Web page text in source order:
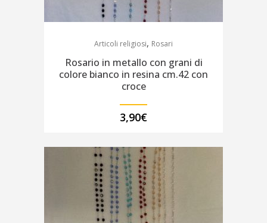
Articoli religiosi, Rosari
Rosario in metallo con grani di
colore bianco in resina cm.42 con
croce
3,90€